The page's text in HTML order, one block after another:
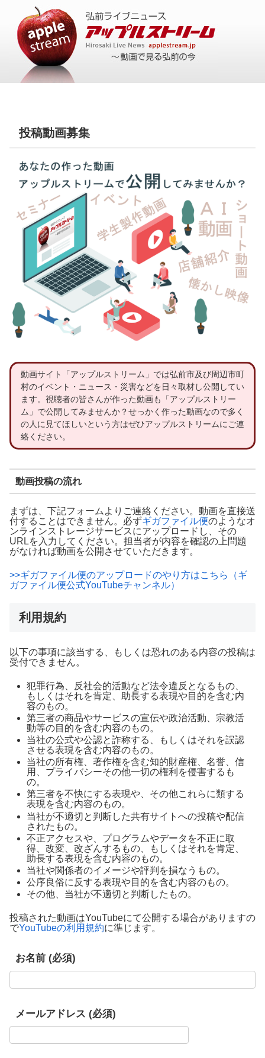
投稿動画募集
動画サイト「アップルストリーム」では弘前市及び周辺市町
村のイベント・ニュース・災害などを日々取材し公開してい
ます。視聴者の皆さんが作った動画も「アップルストリー
ム」で公開してみませんか？せっかく作った動画なので多く
の人に見てほしいという方はぜひアップルストリームにご連
絡ください。
動画投稿の流れ
まずは、下記フォームよりご連絡ください。動画を直接送
付することはできません。必ずギガファイル便のようなオ
ンラインストレージサービスにアップロードし、その
URLを入力してください。担当者が内容を確認の上問題
がなければ動画を公開させていただきます。
>>ギガファイル便のアップロードのやり方はこちら（ギ
ガファイル便公式YouTubeチャンネル）
利用規約
以下の事項に該当する、もしくは恐れのある内容の投稿は
受付できません。
犯罪行為、反社会的活動など法令違反となるもの、
もしくはそれを肯定、助長する表現や目的を含む内
容のもの。
第三者の商品やサービスの宣伝や政治活動、宗教活
動等の目的を含む内容のもの。
当社の公式や公認と詐称する、もしくはそれを誤認
させる表現を含む内容のもの。
当社の所有権、著作権を含む知的財産権、名誉、信
用、プライバシーその他一切の権利を侵害するも
の。
第三者を不快にする表現や、その他これらに類する
表現を含む内容のもの。
当社が不適切と判断した共有サイトへの投稿や配信
されたもの。
不正アクセスや、プログラムやデータを不正に取
得、改変、改ざんするもの、もしくはそれを肯定、
助長する表現を含む内容のもの。
当社や関係者のイメージや評判を損なうもの。
公序良俗に反する表現や目的を含む内容のもの。
その他、当社が不適切と判断したもの。
投稿された動画はYouTubeにて公開する場合がありますの
でYouTubeの利用規約に準じます。
お名前 (必須)
メールアドレス (必須)